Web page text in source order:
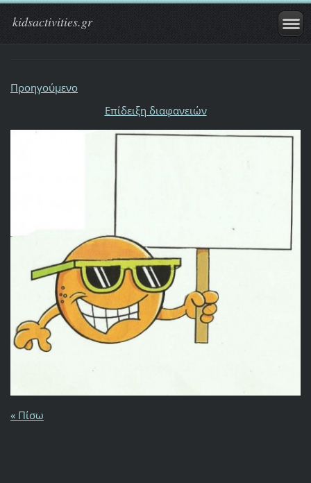
kidsactivities.gr
Προηγούμενο
Επίδειξη διαφανειών
« Πίσω